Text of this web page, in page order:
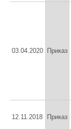
03.04.2020 Приказ
12.11.2018 Приказ